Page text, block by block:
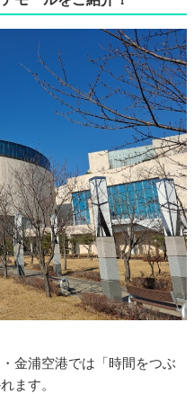
金浦空港では「時間をつぶ
ます。